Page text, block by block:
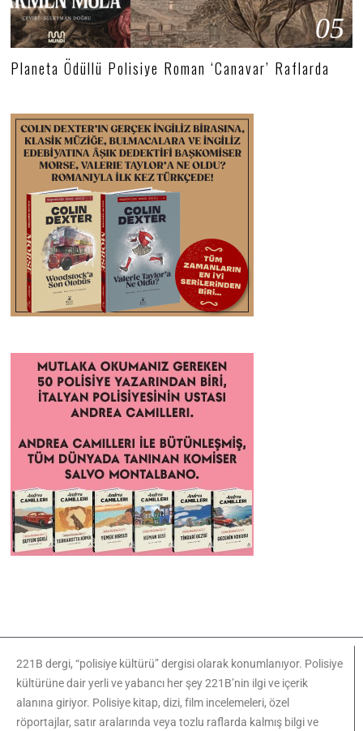
05
Planeta Ödüllü Polisiye Roman ‘Canavar’ Raflarda
221B dergi, “polisiye kültürü” dergisi olarak konumlanıyor. Polisiye
kültürüne dair yerli ve yabancı her şey 221B’nin ilgi ve içerik
alanına giriyor. Polisiye kitap, dizi, film incelemeleri, özel
röportajlar, satır aralarında veya tozlu raflarda kalmış bilgi ve